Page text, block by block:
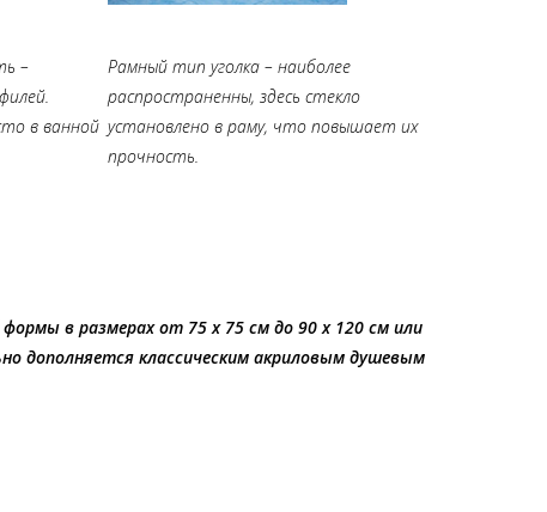
–
в ванной
Рамный тип уголка – наиболее
распространенны, здесь стекло
установлено в раму, что повышает их
прочность.
в размерах от 75 х 75 см до 90 х 120 см или
дополняется классическим акриловым душевым